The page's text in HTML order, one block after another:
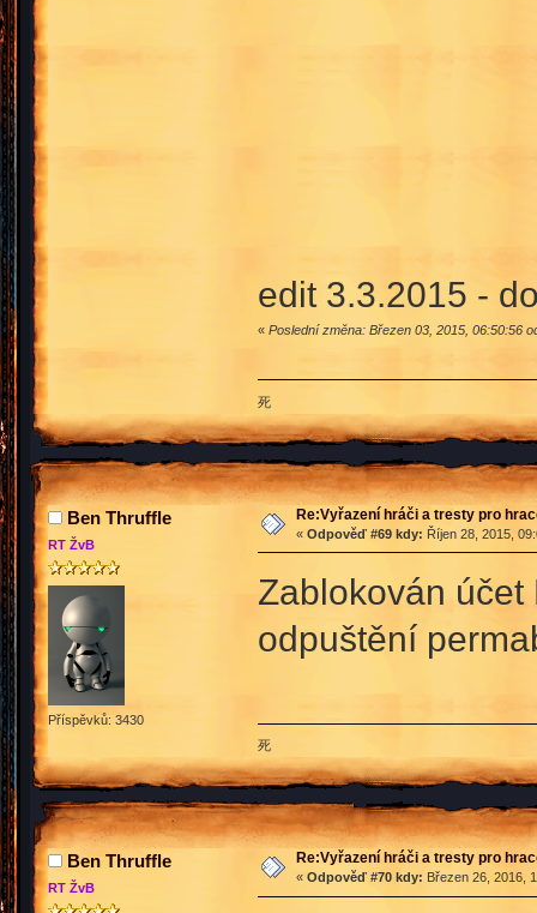
edit 3.3.2015 -
« Poslední změna: Březen 03, 2015, 06:50:56
死
Ben Thruffle
RT ŽvB
Příspěvků: 3430
Re:Vyřazení hráči a tresty pro
« Odpověď #69 kdy: Říjen 28, 2015,
Zablokován
odpuštění
死
Ben Thruffle
RT ŽvB
Re:Vyřazení hráči a tresty pro
« Odpověď #70 kdy: Březen 26, 2016,